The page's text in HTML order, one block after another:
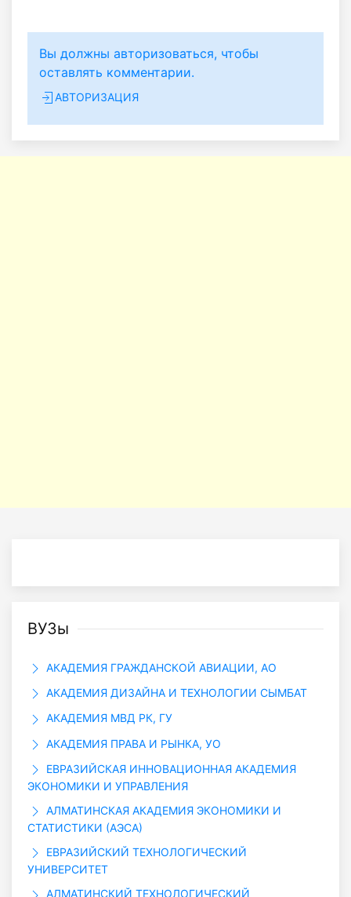
Вы должны авторизоваться, чтобы
оставлять комментарии.
АВТОРИЗАЦИЯ
ВУЗы
АКАДЕМИЯ ГРАЖДАНСКОЙ АВИАЦИИ, АО
АКАДЕМИЯ ДИЗАЙНА И ТЕХНОЛОГИИ СЫМБАТ
АКАДЕМИЯ МВД РК, ГУ
АКАДЕМИЯ ПРАВА И РЫНКА, УО
ЕВРАЗИЙСКАЯ ИННОВАЦИОННАЯ АКАДЕМИЯ
ЭКОНОМИКИ И УПРАВЛЕНИЯ
АЛМАТИНСКАЯ АКАДЕМИЯ ЭКОНОМИКИ И
СТАТИСТИКИ (АЭСА)
ЕВРАЗИЙСКИЙ ТЕХНОЛОГИЧЕСКИЙ
УНИВЕРСИТЕТ
АЛМАТИНСКИЙ ТЕХНОЛОГИЧЕСКИЙ